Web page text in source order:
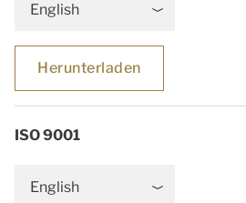
English
Herunterladen
ISO 9001
English